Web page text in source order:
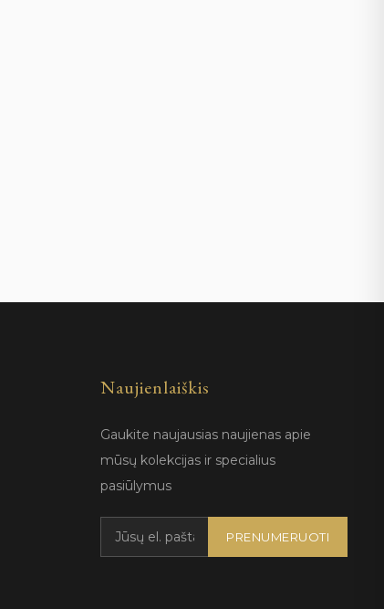
Naujienlaiškis
Gaukite naujausias naujienas apie
mūsų kolekcijas ir specialius
pasiūlymus
PRENUMERUOTI